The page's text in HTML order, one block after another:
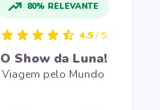
80% RELEVANTE
4.5 / 5
O Show da Luna!
Viagem pelo Mundo